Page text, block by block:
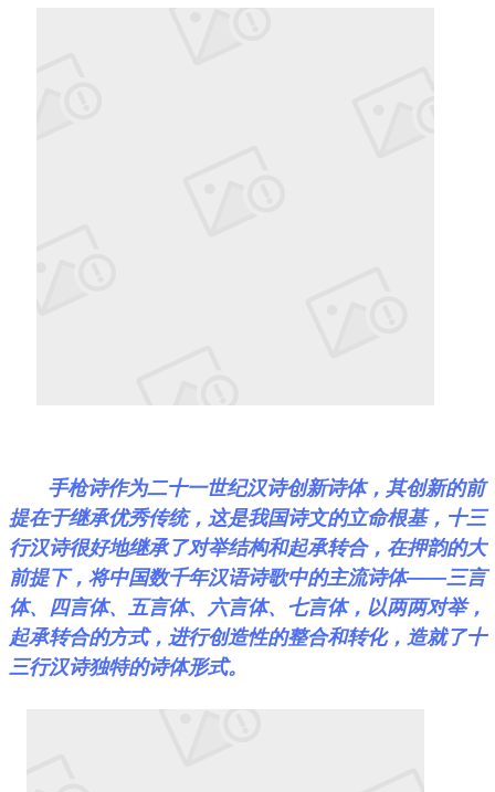
手枪诗作为二十一世纪汉诗创新诗体，其创新的前
提在于继承优秀传统，这是我国诗文的立命根基，十三
行汉诗很好地继承了对举结构和起承转合，在押韵的大
前提下，将中国数千年汉语诗歌中的主流诗体——三言
体、四言体、五言体、六言体、七言体，以两两对举，
起承转合的方式，进行创造性的整合和转化，造就了十
三行汉诗独特的诗体形式。